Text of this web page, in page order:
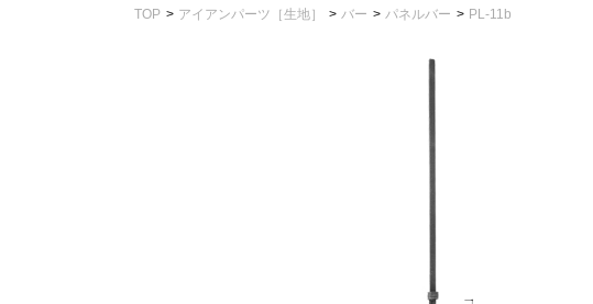
TOP アイアンパーツ［生地］ バー パネルバー PL-11b